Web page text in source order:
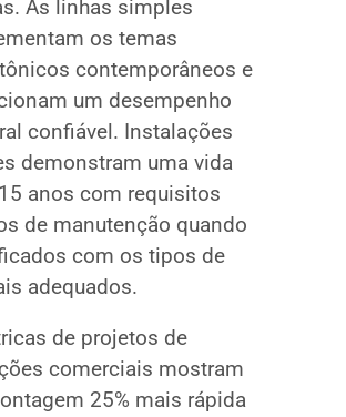
As linhas simples
os temas
contemporâneos e
um desempenho
confiável. Instalações
demonstram uma vida
anos com requisitos
de manutenção quando
com os tipos de
adequados.
de projetos de
comerciais mostram
25% mais rápida